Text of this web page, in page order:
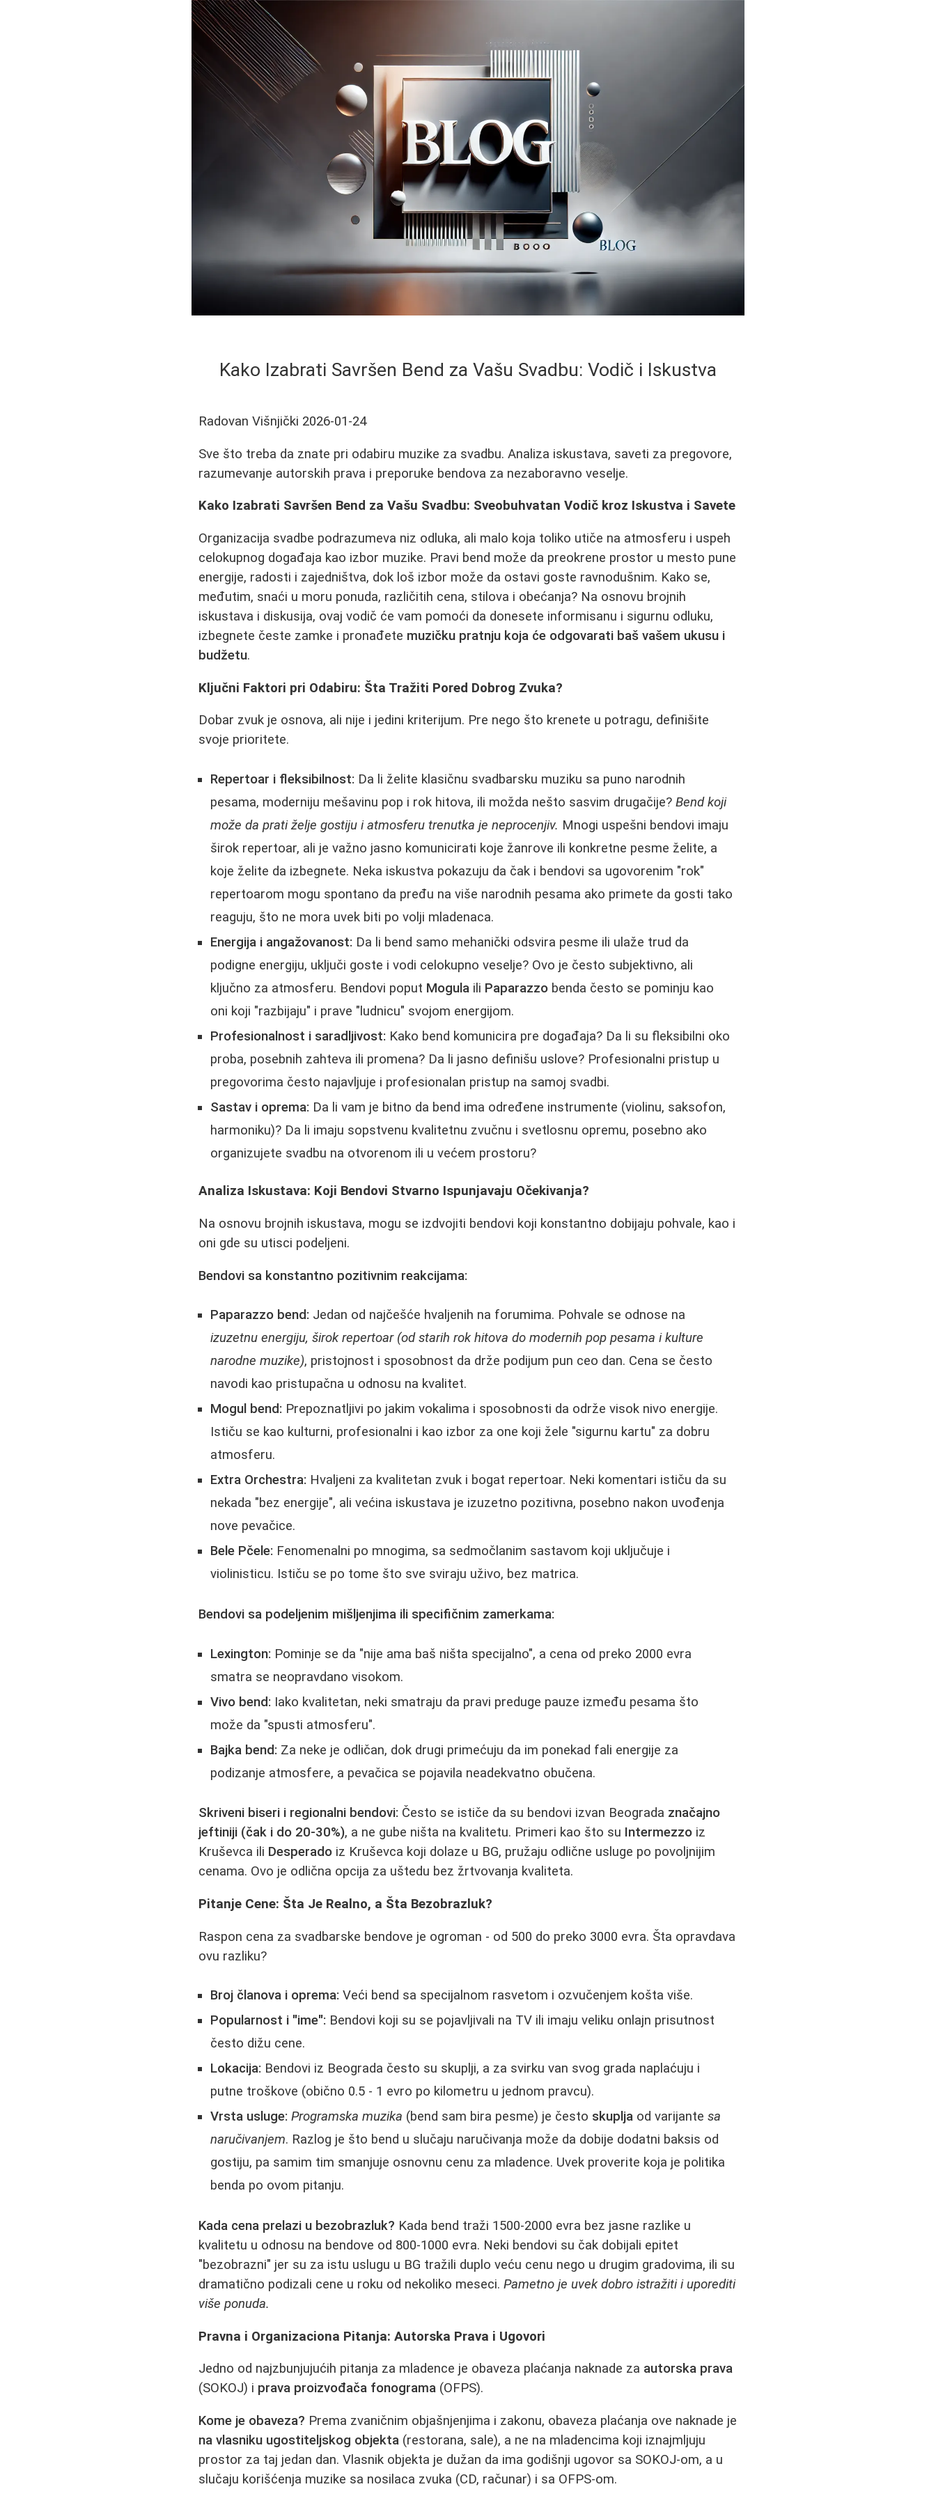
Kako Izabrati Savršen Bend za Vašu Svadbu: Vodič i Iskustva
Radovan Višnjički 2026-01-24
Sve što treba da znate pri odabiru muzike za svadbu. Analiza iskustava, saveti za pregovore,
razumevanje autorskih prava i preporuke bendova za nezaboravno veselje.
Kako Izabrati Savršen Bend za Vašu Svadbu: Sveobuhvatan Vodič kroz Iskustva i Savete
Organizacija svadbe podrazumeva niz odluka, ali malo koja toliko utiče na atmosferu i uspeh
celokupnog događaja kao izbor muzike. Pravi bend može da preokrene prostor u mesto pune
energije, radosti i zajedništva, dok loš izbor može da ostavi goste ravnodušnim. Kako se,
međutim, snaći u moru ponuda, različitih cena, stilova i obećanja? Na osnovu brojnih
iskustava i diskusija, ovaj vodič će vam pomoći da donesete informisanu i sigurnu odluku,
izbegnete česte zamke i pronađete muzičku pratnju koja će odgovarati baš vašem ukusu i
budžetu.
Ključni Faktori pri Odabiru: Šta Tražiti Pored Dobrog Zvuka?
Dobar zvuk je osnova, ali nije i jedini kriterijum. Pre nego što krenete u potragu, definišite
svoje prioritete.
Repertoar i fleksibilnost: Da li želite klasičnu svadbarsku muziku sa puno narodnih
pesama, moderniju mešavinu pop i rok hitova, ili možda nešto sasvim drugačije?Bend koji
može da prati želje gostiju i atmosferu trenutka je neprocenjiv. Mnogi uspešni bendovi imaju
širok repertoar, ali je važno jasno komunicirati koje žanrove ili konkretne pesme želite, a
koje želite da izbegnete. Neka iskustva pokazuju da čak i bendovi sa ugovorenim "rok"
repertoarom mogu spontano da pređu na više narodnih pesama ako primete da gosti tako
reaguju, što ne mora uvek biti po volji mladenaca.
Energija i angažovanost: Da li bend samo mehanički odsvira pesme ili ulaže trud da
podigne energiju, uključi goste i vodi celokupno veselje? Ovo je često subjektivno, ali
ključno za atmosferu. Bendovi poput Mogula ili Paparazzo benda često se pominju kao
oni koji "razbijaju" i prave "ludnicu" svojom energijom.
Profesionalnost i saradljivost: Kako bend komunicira pre događaja? Da li su fleksibilni oko
proba, posebnih zahteva ili promena? Da li jasno definišu uslove? Profesionalni pristup u
pregovorima često najavljuje i profesionalan pristup na samoj svadbi.
Sastav i oprema: Da li vam je bitno da bend ima određene instrumente (violinu, saksofon,
harmoniku)? Da li imaju sopstvenu kvalitetnu zvučnu i svetlosnu opremu, posebno ako
organizujete svadbu na otvorenom ili u većem prostoru?
Analiza Iskustava: Koji Bendovi Stvarno Ispunjavaju Očekivanja?
Na osnovu brojnih iskustava, mogu se izdvojiti bendovi koji konstantno dobijaju pohvale, kao i
oni gde su utisci podeljeni.
Bendovi sa konstantno pozitivnim reakcijama:
Paparazzo bend: Jedan od najčešće hvaljenih na forumima. Pohvale se odnose na
izuzetnu energiju, širok repertoar (od starih rok hitova do modernih pop pesama i kulture
narodne muzike), pristojnost i sposobnost da drže podijum pun ceo dan. Cena se često
navodi kao pristupačna u odnosu na kvalitet.
Mogul bend: Prepoznatljivi po jakim vokalima i sposobnosti da održe visok nivo energije.
Ističu se kao kulturni, profesionalni i kao izbor za one koji žele "sigurnu kartu" za dobru
atmosferu.
Extra Orchestra: Hvaljeni za kvalitetan zvuk i bogat repertoar. Neki komentari ističu da su
nekada "bez energije", ali većina iskustava je izuzetno pozitivna, posebno nakon uvođenja
nove pevačice.
Bele Pčele: Fenomenalni po mnogima, sa sedmočlanim sastavom koji uključuje i
violinisticu. Ističu se po tome što sve sviraju uživo, bez matrica.
Bendovi sa podeljenim mišljenjima ili specifičnim zamerkama:
Lexington: Pominje se da "nije ama baš ništa specijalno", a cena od preko 2000 evra
smatra se neopravdano visokom.
Vivo bend: Iako kvalitetan, neki smatraju da pravi preduge pauze između pesama što
može da "spusti atmosferu".
Bajka bend: Za neke je odličan, dok drugi primećuju da im ponekad fali energije za
podizanje atmosfere, a pevačica se pojavila neadekvatno obučena.
Skriveni biseri i regionalni bendovi: Često se ističe da su bendovi izvan Beograda značajno
jeftiniji (čak i do 20-30%), a ne gube ništa na kvalitetu. Primeri kao što su Intermezzo iz
Kruševca ili Desperado iz Kruševca koji dolaze u BG, pružaju odlične usluge po povoljnijim
cenama. Ovo je odlična opcija za uštedu bez žrtvovanja kvaliteta.
Pitanje Cene: Šta Je Realno, a Šta Bezobrazluk?
Raspon cena za svadbarske bendove je ogroman - od 500 do preko 3000 evra. Šta opravdava
ovu razliku?
Broj članova i oprema: Veći bend sa specijalnom rasvetom i ozvučenjem košta više.
Popularnost i "ime": Bendovi koji su se pojavljivali na TV ili imaju veliku onlajn prisutnost
često dižu cene.
Lokacija: Bendovi iz Beograda često su skuplji, a za svirku van svog grada naplaćuju i
putne troškove (obično 0.5 - 1 evro po kilometru u jednom pravcu).
Vrsta usluge: Programska muzika (bend sam bira pesme) je često skuplja od varijantesa
naručivanjem. Razlog je što bend u slučaju naručivanja može da dobije dodatni baksis od
gostiju, pa samim tim smanjuje osnovnu cenu za mladence. Uvek proverite koja je politika
benda po ovom pitanju.
Kada cena prelazi u bezobrazluk? Kada bend traži 1500-2000 evra bez jasne razlike u
kvalitetu u odnosu na bendove od 800-1000 evra. Neki bendovi su čak dobijali epitet
"bezobrazni" jer su za istu uslugu u BG tražili duplo veću cenu nego u drugim gradovima, ili su
dramatično podizali cene u roku od nekoliko meseci.Pametno je uvek dobro istražiti i uporediti
više ponuda.
Pravna i Organizaciona Pitanja: Autorska Prava i Ugovori
Jedno od najzbunjujućih pitanja za mladence je obaveza plaćanja naknade za autorska prava
(SOKOJ) i prava proizvođača fonograma (OFPS).
Kome je obaveza? Prema zvaničnim objašnjenjima i zakonu, obaveza plaćanja ove naknade je
na vlasniku ugostiteljskog objekta (restorana, sale), a ne na mladencima koji iznajmljuju
prostor za taj jedan dan. Vlasnik objekta je dužan da ima godišnji ugovor sa SOKOJ-om, a u
slučaju korišćenja muzike sa nosilaca zvuka (CD, računar) i sa OFPS-om.